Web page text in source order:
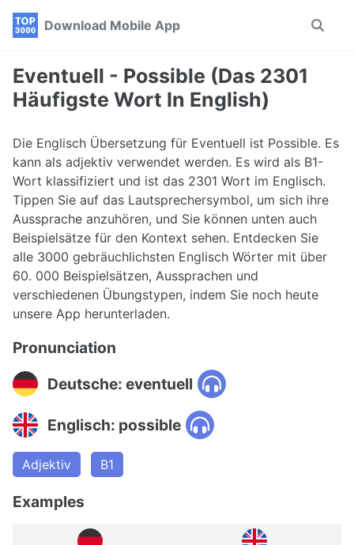
Skip
navigation
Skip
Skip
Download Mobile App
Toggle
Eventuell - Possible (Das 2301
Häufigste Wort In English)
Die Englisch Übersetzung für Eventuell ist Possible. Es
kann als adjektiv verwendet werden. Es wird als B1-
Wort klassifiziert und ist das 2301 Wort im Englisch.
Tippen Sie auf das Lautsprechersymbol, um sich ihre
Aussprache anzuhören, und Sie können unten auch
Beispielsätze für den Kontext sehen. Entdecken Sie
alle 3000 gebräuchlichsten Englisch Wörter mit über
60. 000 Beispielsätzen, Aussprachen und
verschiedenen Übungstypen, indem Sie noch heute
unsere App herunterladen.
Pronunciation
Deutsche: eventuell
Englisch: possible
Adjektiv B1
Examples